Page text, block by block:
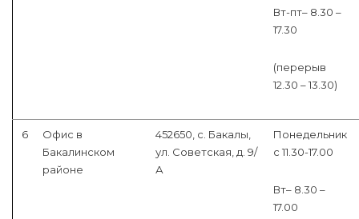
Вт-пт– 8.30 –
17.30
(перерыв
12.30 – 13.30)
6
Офис в
Бакалинском
районе
452650, с. Бакалы,
ул. Советская, д. 9/
А
Понедельник
с 11.30-17.00
Вт– 8.30 –
17.00